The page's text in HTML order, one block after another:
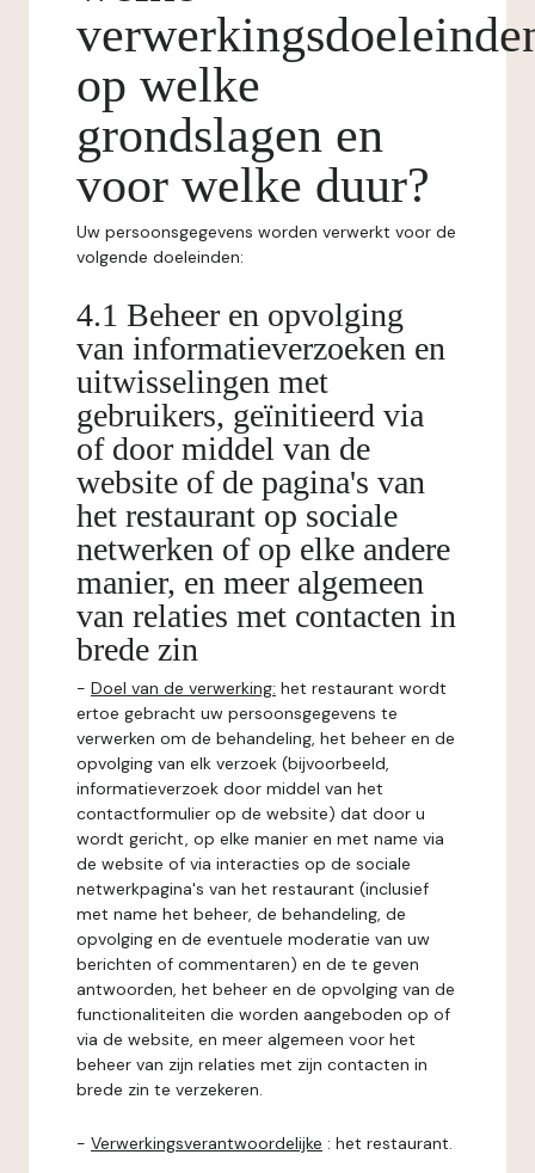
op welke
grondslagen en
voor welke duur?
Uw persoonsgegevens worden verwerkt voor de
volgende doeleinden:
4.1 Beheer en opvolging
van informatieverzoeken en
uitwisselingen met
gebruikers, geïnitieerd via
of door middel van de
website of de pagina's van
het restaurant op sociale
netwerken of op elke andere
manier, en meer algemeen
van relaties met contacten in
brede zin
- Doel van de verwerking: het restaurant wordt
ertoe gebracht uw persoonsgegevens te
verwerken om de behandeling, het beheer en de
opvolging van elk verzoek (bijvoorbeeld,
informatieverzoek door middel van het
contactformulier op de website) dat door u
wordt gericht, op elke manier en met name via
de website of via interacties op de sociale
netwerkpagina's van het restaurant (inclusief
met name het beheer, de behandeling, de
opvolging en de eventuele moderatie van uw
berichten of commentaren) en de te geven
antwoorden, het beheer en de opvolging van de
functionaliteiten die worden aangeboden op of
via de website, en meer algemeen voor het
beheer van zijn relaties met zijn contacten in
brede zin te verzekeren.
- Verwerkingsverantwoordelijke : het restaurant.